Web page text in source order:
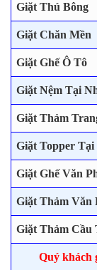
Giặt Thú Bông
Giặt Chăn Mền
Giặt Ghế Ô Tô
Giặt Nệm Tại
Giặt Thảm
Giặt Topper Tại
Giặt Ghế Văn
Giặt Thảm Văn
Giặt Thảm Cầu
Quý khách